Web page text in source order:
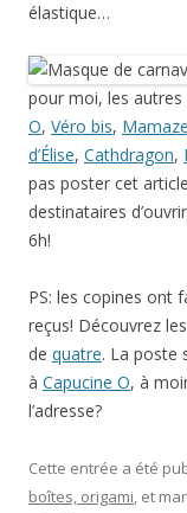
élastique…
pour moi, les
O, Véro bis,
d’Élise, Cathdragon,
pas poster cet
destinataires
6h!
PS: les copines ont
reçus! Découvrez
de quatre. La poste
à Capucine O, à
l’adresse?
Cette entrée a été
boîtes, origami, et